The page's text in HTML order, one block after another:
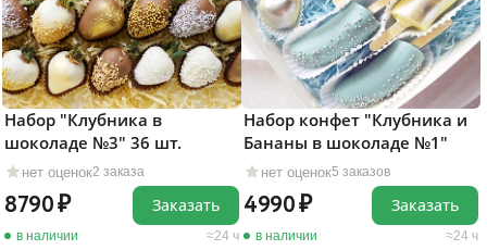
нет оценок2 заказа
Набор "Клубника в
шоколаде №3" 36 шт.
8790
в наличии 24 ч
Заказать
нет оценок5 заказов
Набор конфет "Клубника и
Бананы в шоколаде №1"
4990
в наличии 24 ч
Заказать